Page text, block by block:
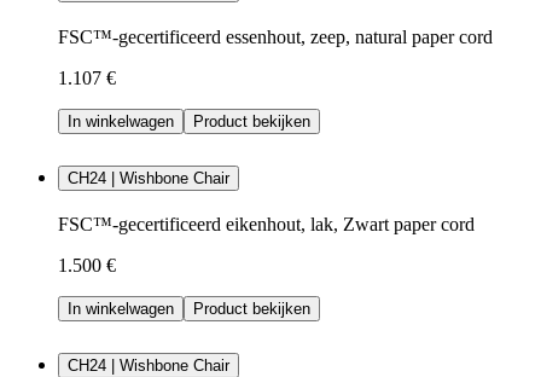
FSC™-gecertificeerd essenhout, zeep, natural paper cord
1.107 €
In winkelwagen Product bekijken
CH24 | Wishbone Chair
FSC™-gecertificeerd eikenhout, lak, Zwart paper cord
1.500 €
In winkelwagen Product bekijken
CH24 | Wishbone Chair